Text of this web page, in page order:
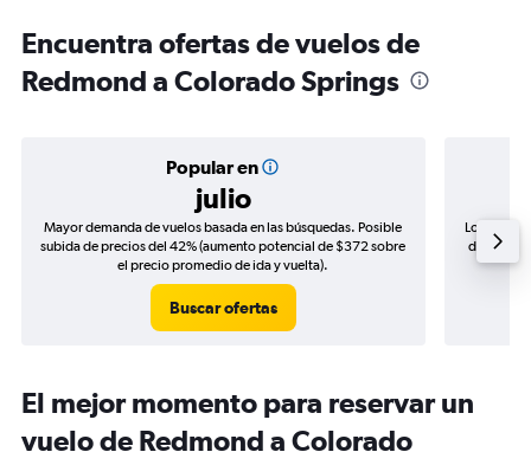
Encuentra ofertas de vuelos de
Redmond a Colorado Springs
Popular en
julio
Mayor demanda de vuelos basada en las búsquedas. Posible
subida de precios del 42% (aumento potencial de $372 sobre
el precio promedio de ida y vuelta).
Buscar ofertas
Los
de
El mejor momento para reservar un
vuelo de Redmond a Colorado